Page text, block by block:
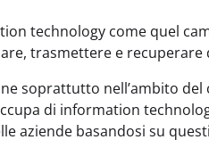
technology come quel
trasmettere e recuperare
soprattutto nell’ambito
di information
aziende basandosi su